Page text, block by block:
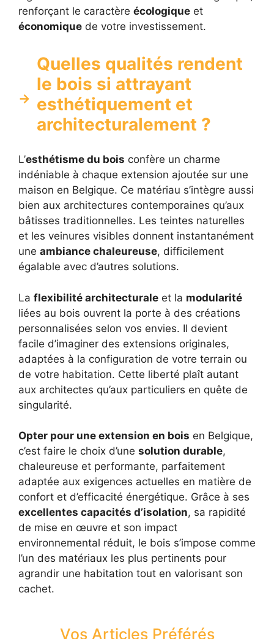
renforçant le caractère écologique et
économique de votre investissement.
Quelles qualités rendent
le bois si attrayant
esthétiquement et
architecturalement ?
L’esthétisme du bois confère un charme
indéniable à chaque extension ajoutée sur une
maison en Belgique. Ce matériau s’intègre aussi
bien aux architectures contemporaines qu’aux
bâtisses traditionnelles. Les teintes naturelles
et les veinures visibles donnent instantanément
une ambiance chaleureuse, difficilement
égalable avec d’autres solutions.
La flexibilité architecturale et la modularité
liées au bois ouvrent la porte à des créations
personnalisées selon vos envies. Il devient
facile d’imaginer des extensions originales,
adaptées à la configuration de votre terrain ou
de votre habitation. Cette liberté plaît autant
aux architectes qu’aux particuliers en quête de
singularité.
Opter pour une extension en bois en Belgique,
c’est faire le choix d’une solution durable,
chaleureuse et performante, parfaitement
adaptée aux exigences actuelles en matière de
confort et d’efficacité énergétique. Grâce à ses
excellentes capacités d’isolation, sa rapidité
de mise en œuvre et son impact
environnemental réduit, le bois s’impose comme
l’un des matériaux les plus pertinents pour
agrandir une habitation tout en valorisant son
cachet.
Vos Articles Préférés